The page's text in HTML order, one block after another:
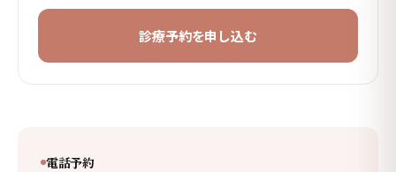
3. 保有および利用期間
予約対応が完了した時点から6ヶ月間保管した後、遅滞
なく破棄します(関係法令により一部項目は別途保管さ
れる場合があります)。
診療予約を申し込む
電話予約